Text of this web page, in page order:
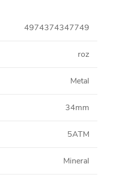
4974374347749
roz
Metal
34mm
5ATM
Mineral